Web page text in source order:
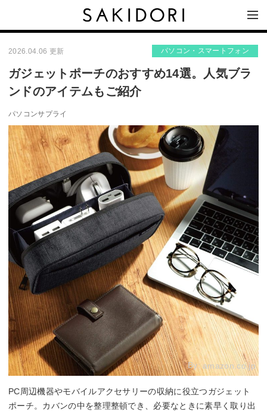
2026.04.06 更新 パソコン・スマートフォン
ガジェットポーチのおすすめ14選。人気ブラ
ンドのアイテムもご紹介
パソコンサプライ
By:amazon.co.jp
PC周辺機器やモバイルアクセサリーの収納に役立つガジェット
ポーチ。カバンの中を整理整頓でき、必要なときに素早く取り出